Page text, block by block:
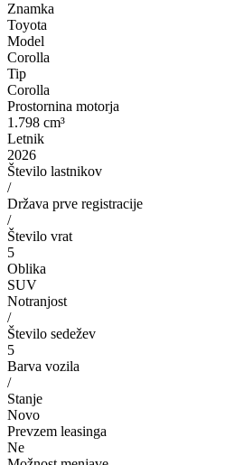
Znamka
Toyota
Model
Corolla
Tip
Corolla
Prostornina motorja
1.798 cm³
Letnik
2026
Število lastnikov
/
Država prve registracije
/
Število vrat
5
Oblika
SUV
Notranjost
/
Število sedežev
5
Barva vozila
/
Stanje
Novo
Prevzem leasinga
Ne